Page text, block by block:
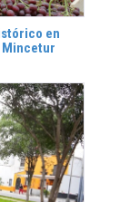
en
Mincetur